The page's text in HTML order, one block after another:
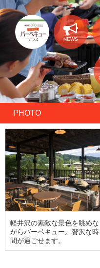
NEWS
PHOTO
軽井沢の素敵な景色を眺めな
がらバーベキュー。贅沢な時
間が過ごせます。